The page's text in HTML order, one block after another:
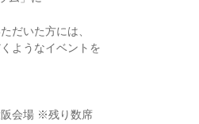
だいた方には、
ようなイベントを
会場 ※残り数席